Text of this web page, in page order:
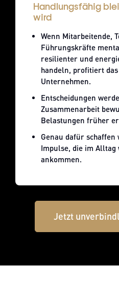
Handlungsfähig
wird
Wenn Mitarbeitende,
Führungskräfte
resilienter und
handeln, profitiert das
Unternehmen.
Entscheidungen
Zusammenarbeit
Belastungen früher
Genau dafür
Impulse, die im
ankommen.
Jetzt